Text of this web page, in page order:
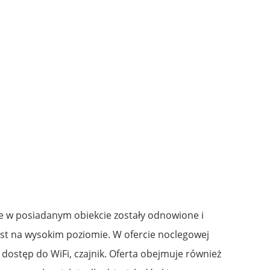
posiadanym obiekcie zostały odnowione i
na wysokim poziomie. W ofercie noclegowej
do WiFi, czajnik. Oferta obejmuje również